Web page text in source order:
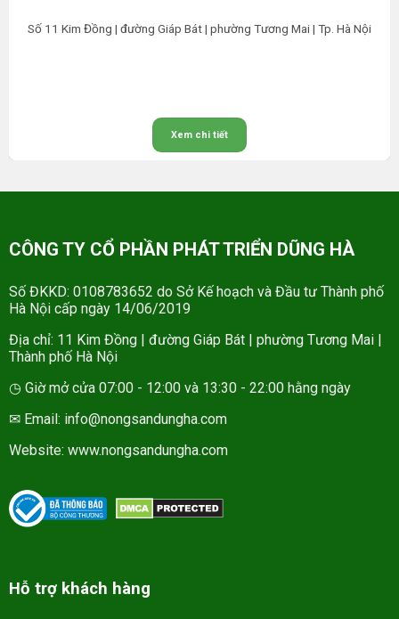
Số 11 Kim Đồng | đường Giáp Bát | phường Tương Mai | Tp. Hà Nội
Xem chi tiết
CÔNG TY CỔ PHẦN PHÁT TRIỂN DŨNG HÀ
Số ĐKKD: 0108783652 do Sở Kế hoạch và Đầu tư Thành phố
Hà Nội cấp ngày 14/06/2019
Địa chỉ: 11 Kim Đồng | đường Giáp Bát | phường Tương Mai |
Thành phố Hà Nội
◷ Giờ mở cửa 07:00 - 12:00 và 13:30 - 22:00 hằng ngày
✉ Email: info@nongsandungha.com
Website: www.nongsandungha.com
Hỗ trợ khách hàng